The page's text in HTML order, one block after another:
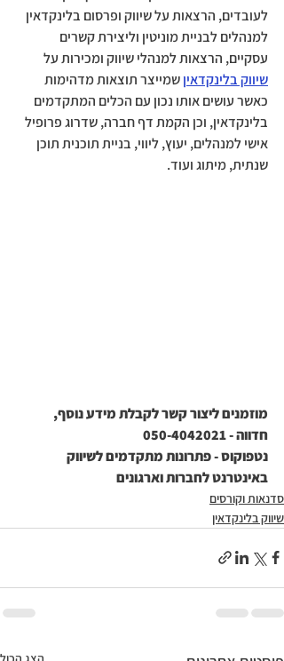
לעובדים, הרצאות על שיווק ופרסום בלינקדאין
למנהלים לבניית מוניטין וליצירת קשרים
עסקיים, הרצאות למנהלי שיווק ומכירות על
שיווק בלינקדאין שמייצר תוצאות מדהימות
כאשר עושים אותו נכון עם הכלים המתקדמים
בלינקדאין, וכן הקמת דף חברה, שדרוג פרופיל
אישי למנהלים, יעוץ, ליווי, בניית תוכנית תוכן
שנתית, מיתוג ועוד.
מוזמנים ליצור קשר לקבלת מידע נוסף,
חדווה - 050-4042021
נטפוקוס - פתרונות מתקדמים לשיווק
באינטרנט לחברות וארגונים
סדנאות וקורסים
שיווק בלינקדאין